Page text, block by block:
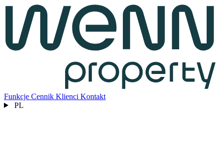
Funkcje Cennik Klienci Kontakt
PL